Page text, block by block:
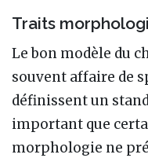
Traits
Le bon modèle du
souvent affaire de
définissent un
important que
morphologie ne